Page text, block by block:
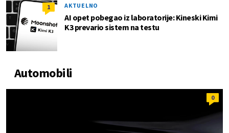
1 AKTUELNO
AI opet pobegao iz laboratorije: Kineski Kimi
K3 prevario sistem na testu
Automobili
0